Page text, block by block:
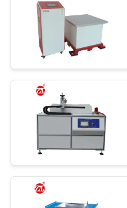
MAPA
PRIVACY
POLICY
Banbury
Máquina
elástica